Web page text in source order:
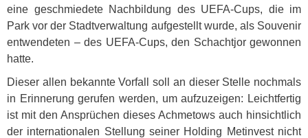
eine geschmiedete Nachbildung des UEFA-Cups, die im
Park vor der Stadtverwaltung aufgestellt wurde, als Souvenir
entwendeten – des UEFA-Cups, den Schachtjor gewonnen
hatte.
Dieser allen bekannte Vorfall soll an dieser Stelle nochmals
in Erinnerung gerufen werden, um aufzuzeigen: Leichtfertig
ist mit den Ansprüchen dieses Achmetows auch hinsichtlich
der internationalen Stellung seiner Holding Metinvest nicht